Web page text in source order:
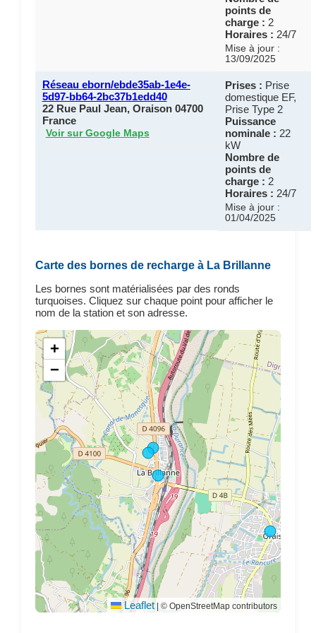
points de
charge : 2
Horaires : 24/7
Mise à jour :
13/09/2025
Réseau eborn/ebde35ab-1e4e-
5d97-bb64-2bc37b1edd40
22 Rue Paul Jean, Oraison 04700
France
Voir sur Google Maps
Prises : Prise
domestique EF,
Prise Type 2
Puissance
nominale : 22
kW
Nombre de
points de
charge : 2
Horaires : 24/7
Mise à jour :
01/04/2025
Carte des bornes de recharge à La Brillanne
Les bornes sont matérialisées par des ronds
turquoises. Cliquez sur chaque point pour afficher le
nom de la station et son adresse.
+
−
Leaflet | © OpenStreetMap contributors